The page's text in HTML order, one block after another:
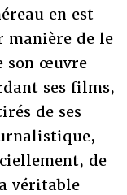
en est
manière de le
son œuvre
ses films,
de ses
de
véritable